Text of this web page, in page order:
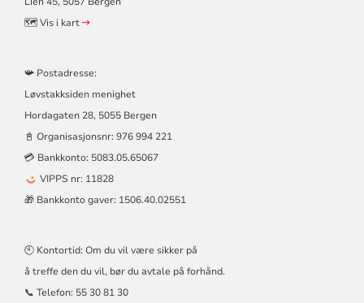
🗺️ Vis i kart
📯 Postadresse:
Løvstakksiden menighet
Hordagaten 28, 5055 Bergen
📓 Organisasjonsnr: 976 994 221
💳 Bankkonto: 5083.05.65067
VIPPS nr: 11828
🎁 Bankkonto gaver: 1506.40.02551
🕙 Kontortid: Om du vil være sikker på
å treffe den du vil, bør du avtale på forhånd.
📞 Telefon: 55 30 81 30